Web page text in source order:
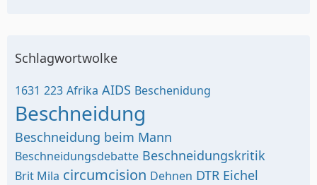
Schlagwortwolke
1631 223 Afrika AIDS Beschenidung
Beschneidung
Beschneidung beim Mann
Beschneidungsdebatte Beschneidungskritik
Brit Mila circumcision Dehnen DTR Eichel